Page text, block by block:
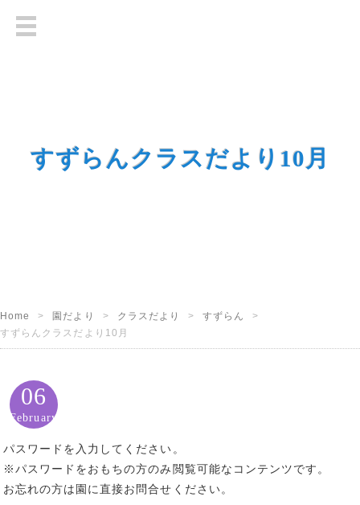
Home 園だより クラスだより
すずらん
すずらんクラスだより10月
すずらんクラスだより10月
06
February
パスワードを入力してください。
※パスワードをおもちの方のみ閲覧可能なコンテンツです。
お忘れの方は園に直接お問合せください。